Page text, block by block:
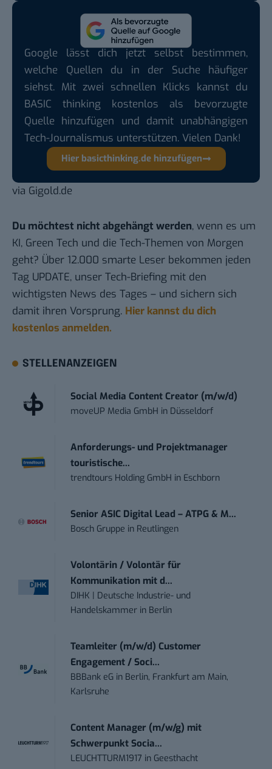
Google lässt dich jetzt selbst bestimmen,
welche Quellen du in der Suche häufiger
siehst. Mit zwei schnellen Klicks kannst du
BASIC thinking kostenlos als bevorzugte
Quelle hinzufügen und damit unabhängigen
Tech-Journalismus unterstützen. Vielen Dank!
Hier basicthinking.de hinzufügen
via Gigold.de
Du möchtest nicht abgehängt werden, wenn es um
KI, Green Tech und die Tech-Themen von Morgen
geht? Über 12.000 smarte Leser bekommen jeden
Tag UPDATE, unser Tech-Briefing mit den
wichtigsten News des Tages – und sichern sich
damit ihren Vorsprung. Hier kannst du dich
kostenlos anmelden.
STELLENANZEIGEN
Social Media Content Creator (m/w/d)
moveUP Media GmbH in Düsseldorf
Anforderungs- und Projektmanager
touristische...
trendtours Holding GmbH in Eschborn
Senior ASIC Digital Lead – ATPG & M...
Bosch Gruppe in Reutlingen
Volontärin / Volontär für
Kommunikation mit d...
DIHK | Deutsche Industrie- und
Handelskammer in Berlin
Teamleiter (m/w/d) Customer
Engagement / Soci...
BBBank eG in Berlin, Frankfurt am Main,
Karlsruhe
Content Manager (m/w/g) mit
Schwerpunkt Socia...
LEUCHTTURM1917 in Geesthacht